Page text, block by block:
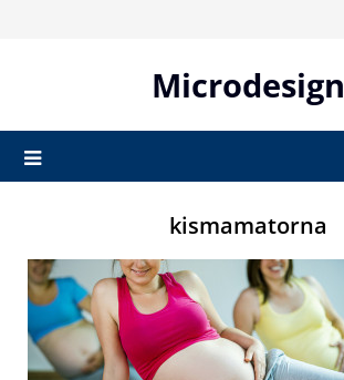
Microdesign
kismamatorna